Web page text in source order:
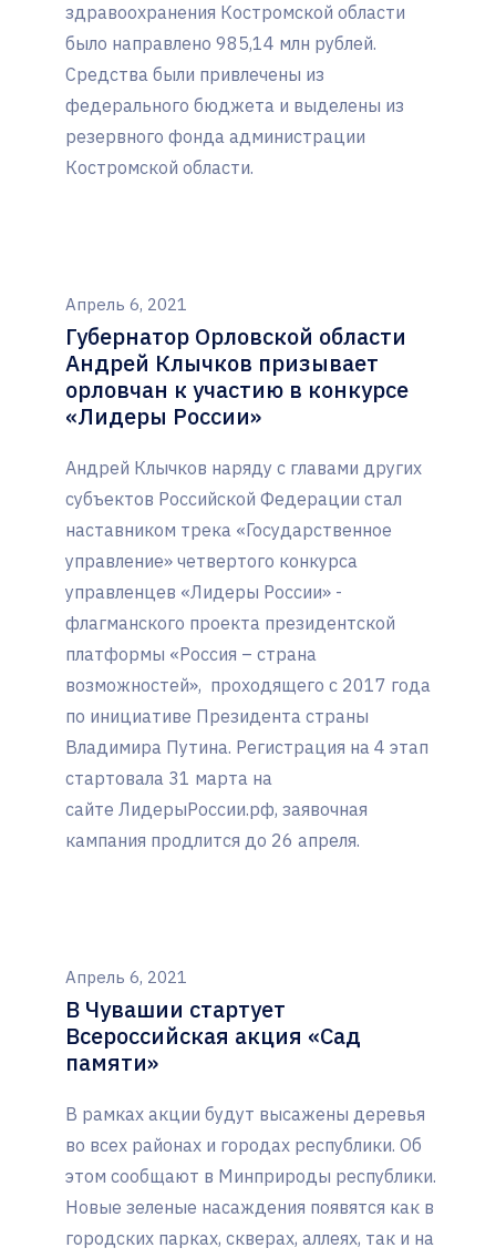
здравоохранения Костромской области
было направлено 985,14 млн рублей.
Средства были привлечены из
федерального бюджета и выделены из
резервного фонда администрации
Костромской области.
Апрель 6, 2021
Губернатор Орловской области
Андрей Клычков призывает
орловчан к участию в конкурсе
«Лидеры России»
Андрей Клычков наряду с главами других
субъектов Российской Федерации стал
наставником трека «Государственное
управление» четвертого конкурса
управленцев «Лидеры России» -
флагманского проекта президентской
платформы «Россия – страна
возможностей», проходящего с 2017 года
по инициативе Президента страны
Владимира Путина. Регистрация на 4 этап
стартовала 31 марта на
сайте ЛидерыРоссии.рф, заявочная
кампания продлится до 26 апреля.
Апрель 6, 2021
В Чувашии стартует
Всероссийская акция «Сад
памяти»
В рамках акции будут высажены деревья
во всех районах и городах республики. Об
этом сообщают в Минприроды республики.
Новые зеленые насаждения появятся как в
городских парках, скверах, аллеях, так и на